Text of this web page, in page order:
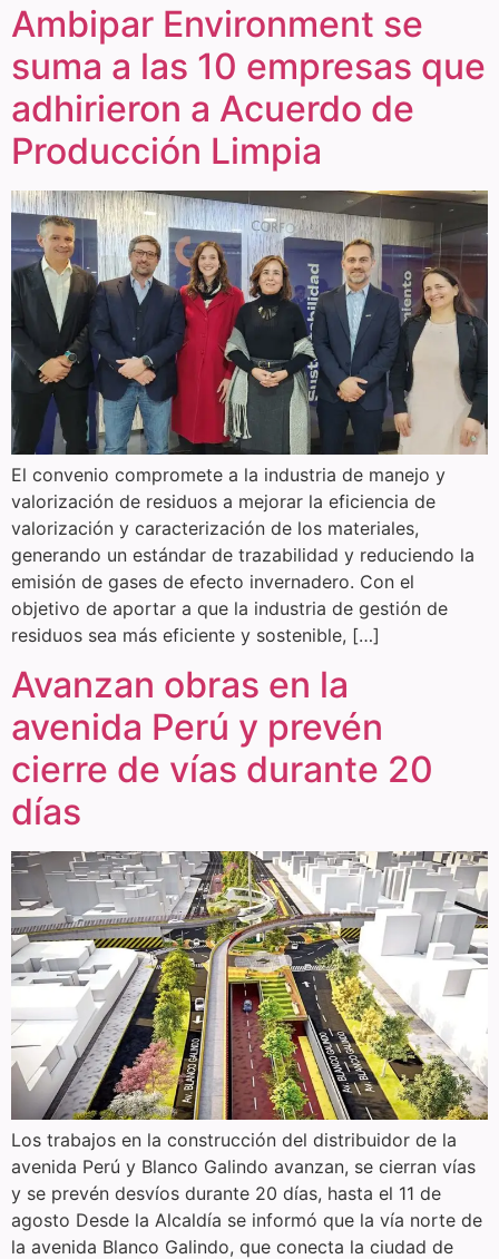
Ambipar Environment se
suma a las 10 empresas que
adhirieron a Acuerdo de
Producción Limpia
El convenio compromete a la industria de manejo y
valorización de residuos a mejorar la eficiencia de
valorización y caracterización de los materiales,
generando un estándar de trazabilidad y reduciendo la
emisión de gases de efecto invernadero. Con el
objetivo de aportar a que la industria de gestión de
residuos sea más eficiente y sostenible, […]
Avanzan obras en la
avenida Perú y prevén
cierre de vías durante 20
días
Los trabajos en la construcción del distribuidor de la
avenida Perú y Blanco Galindo avanzan, se cierran vías
y se prevén desvíos durante 20 días, hasta el 11 de
agosto Desde la Alcaldía se informó que la vía norte de
la avenida Blanco Galindo, que conecta la ciudad de